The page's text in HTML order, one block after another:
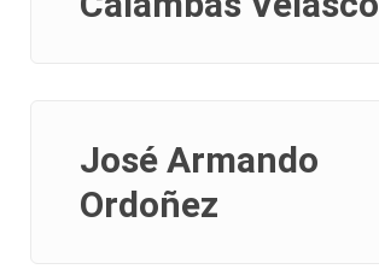
José Armando
Ordoñez